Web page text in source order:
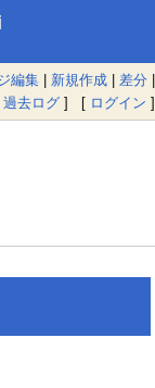
編集 | 新規作成 | 差分 |
過去ログ ] [ ログイン ]